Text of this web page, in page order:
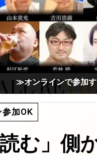
≫オンラインで参加
加OK
読む」側